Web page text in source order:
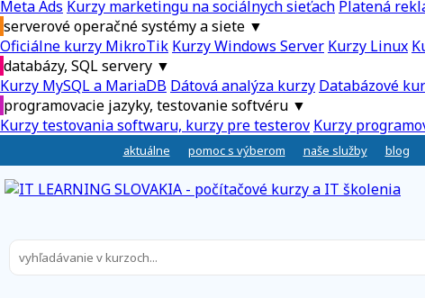
Meta Ads Kurzy marketingu na sociálnych sieťach Platená
serverové operačné systémy a siete ▼
Oficiálne kurzy MikroTik Kurzy Windows Server Kurzy Linux
databázy, SQL servery ▼
Kurzy MySQL a MariaDB Dátová analýza kurzy Databázové
programovacie jazyky, testovanie softvéru ▼
Kurzy testovania softwaru, kurzy pre testerov Kurzy
aktuálne pomoc s výberom naše služby blog